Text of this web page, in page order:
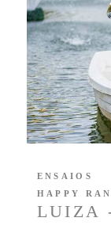
LUIZA
ENSAIOS
HAPPY